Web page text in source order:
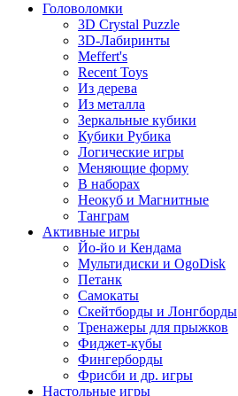
Головоломки
3D Crystal Puzzle
3D-Лабиринты
Meffert's
Recent Toys
Из дерева
Из металла
Зеркальные кубики
Кубики Рубика
Логические игры
Меняющие форму
В наборах
Неокуб и Магнитные
Танграм
Активные игры
Йо-йо и Кендама
Мультидиски и OgoDisk
Петанк
Самокаты
Скейтборды и Лонгборды
Тренажеры для прыжков
Фиджет-кубы
Фингерборды
Фрисби и др. игры
Настольные игры